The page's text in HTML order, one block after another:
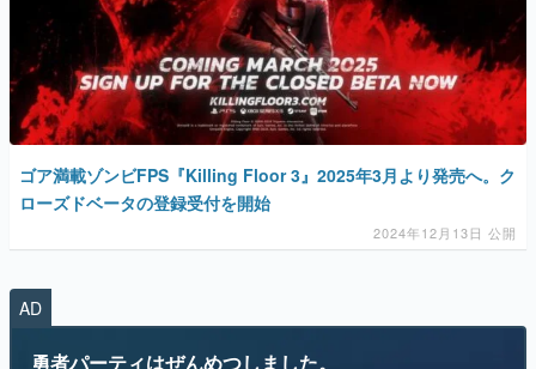
ゴア満載ゾンビFPS『Killing Floor 3』2025年3月より発売へ。ク
ローズドベータの登録受付を開始
2024年12月13日 公開
AD
勇者パーティはぜんめつしました。